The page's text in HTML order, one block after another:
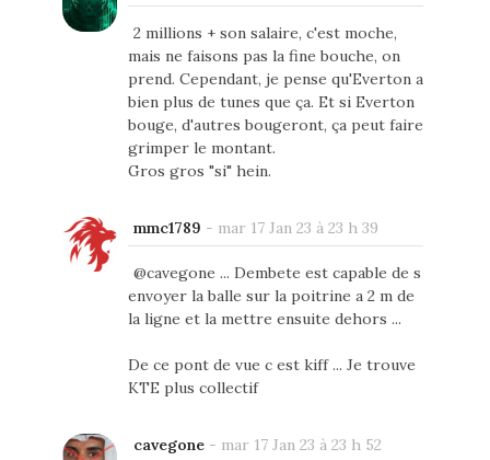
2 millions + son salaire, c'est moche,
mais ne faisons pas la fine bouche, on
prend. Cependant, je pense qu'Everton a
bien plus de tunes que ça. Et si Everton
bouge, d'autres bougeront, ça peut faire
grimper le montant.
Gros gros "si" hein.
mmc1789 - mar 17 Jan 23 à 23 h 39
@cavegone ... Dembete est capable de s
envoyer la balle sur la poitrine a 2 m de
la ligne et la mettre ensuite dehors ...
De ce pont de vue c est kiff ... Je trouve
KTE plus collectif
cavegone- mar 17 Jan 23 à 23 h 52